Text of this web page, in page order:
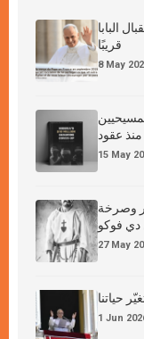
البابا
قريبًا
8 May
منذ عقود
15 May
وصرخة
فوكو
27 May
حياتنا
1 Jun